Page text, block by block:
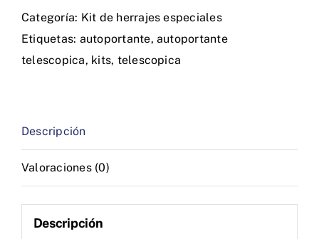
Categoría: Kit de herrajes especiales
Etiquetas: autoportante,autoportante
telescopica, kits, telescopica
Descripción
Valoraciones (0)
Descripción